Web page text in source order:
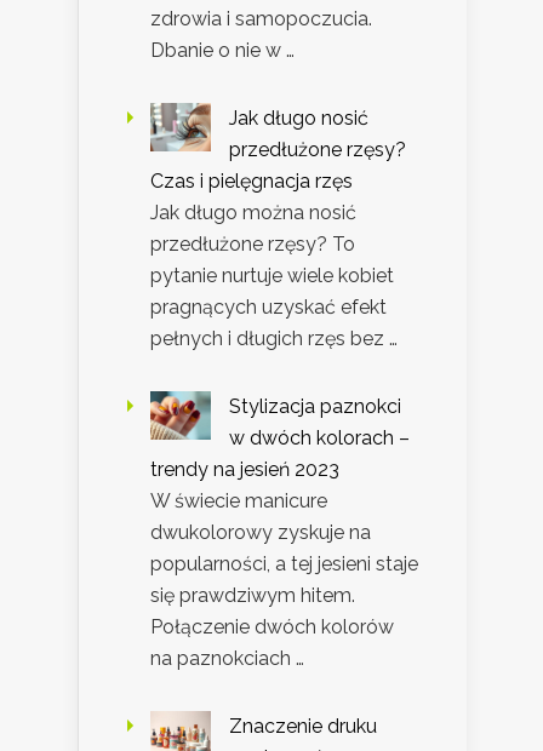
zdrowia i samopoczucia.
Dbanie o nie w …
Jak długo nosić
przedłużone rzęsy?
Czas i pielęgnacja rzęs
Jak długo można nosić
przedłużone rzęsy? To
pytanie nurtuje wiele kobiet
pragnących uzyskać efekt
pełnych i długich rzęs bez …
Stylizacja paznokci
w dwóch kolorach –
trendy na jesień 2023
W świecie manicure
dwukolorowy zyskuje na
popularności, a tej jesieni staje
się prawdziwym hitem.
Połączenie dwóch kolorów
na paznokciach …
Znaczenie druku